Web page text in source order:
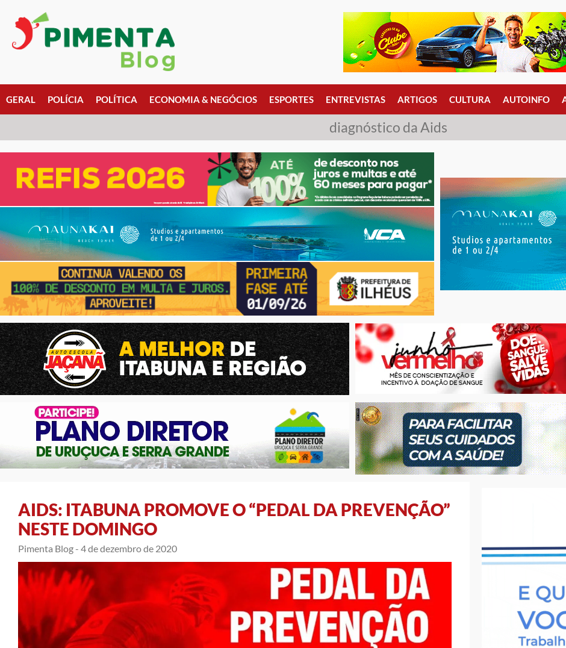
GERAL POLÍCIA POLÍTICA ECONOMIA & NEGÓCIOS ESPORTES ENTREVISTAS ARTIGOS CULTURA AUTOINFO
diagnóstico da Aids
AIDS: ITABUNA PROMOVE O “PEDAL DA PREVENÇÃO”
NESTE DOMINGO
Pimenta Blog - 4 de dezembro de 2020